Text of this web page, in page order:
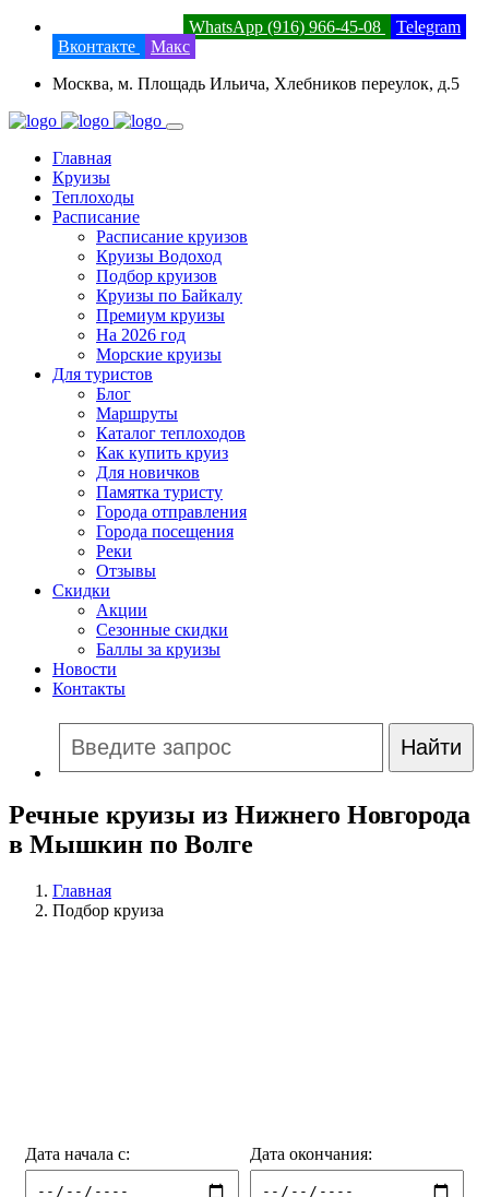
WhatsApp (916) 966-45-08
Telegram
Вконтакте
Макс
Москва, м. Площадь Ильича, Хлебников переулок, д.5
Главная
Круизы
Теплоходы
Расписание
Расписание круизов
Круизы Водоход
Подбор круизов
Круизы по Байкалу
Премиум круизы
На 2026 год
Морские круизы
Для туристов
Блог
Маршруты
Каталог теплоходов
Как купить круиз
Для новичков
Памятка туристу
Города отправления
Города посещения
Реки
Отзывы
Скидки
Акции
Сезонные скидки
Баллы за круизы
Новости
Контакты
Речные круизы из Нижнего Новгорода
в Мышкин по Волге
Главная
Подбор круиза
Дата начала с: Дата окончания: